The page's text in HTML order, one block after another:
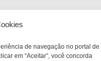
de navegação no portal de
em “Aceitar”, você concorda
Justiça e Reintegração
06